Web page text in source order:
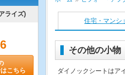
ライズ)
こちら
住宅・マンシ
その他の小物
ダイノックシートはア